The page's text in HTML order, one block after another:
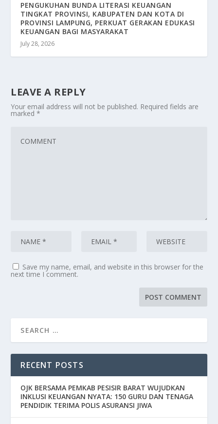
PENGUKUHAN BUNDA LITERASI KEUANGAN
TINGKAT PROVINSI, KABUPATEN DAN KOTA DI
PROVINSI LAMPUNG, PERKUAT GERAKAN EDUKASI
KEUANGAN BAGI MASYARAKAT
July 28, 2026
LEAVE A REPLY
Your email address will not be published. Required fields are
marked*
Save my name, email, and website in this browser for the
next time I comment.
RECENT POSTS
OJK BERSAMA PEMKAB PESISIR BARAT WUJUDKAN
INKLUSI KEUANGAN NYATA: 150 GURU DAN TENAGA
PENDIDIK TERIMA POLIS ASURANSI JIWA